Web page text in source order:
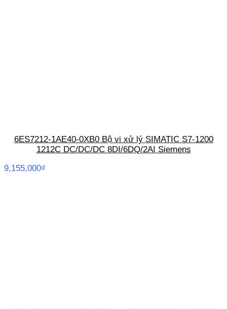
6ES7212-1AE40-0XB0 Bộ vi xử lý SIMATIC S7-1200
1212C DC/DC/DC 8DI/6DQ/2AI Siemens
9,155,000₫